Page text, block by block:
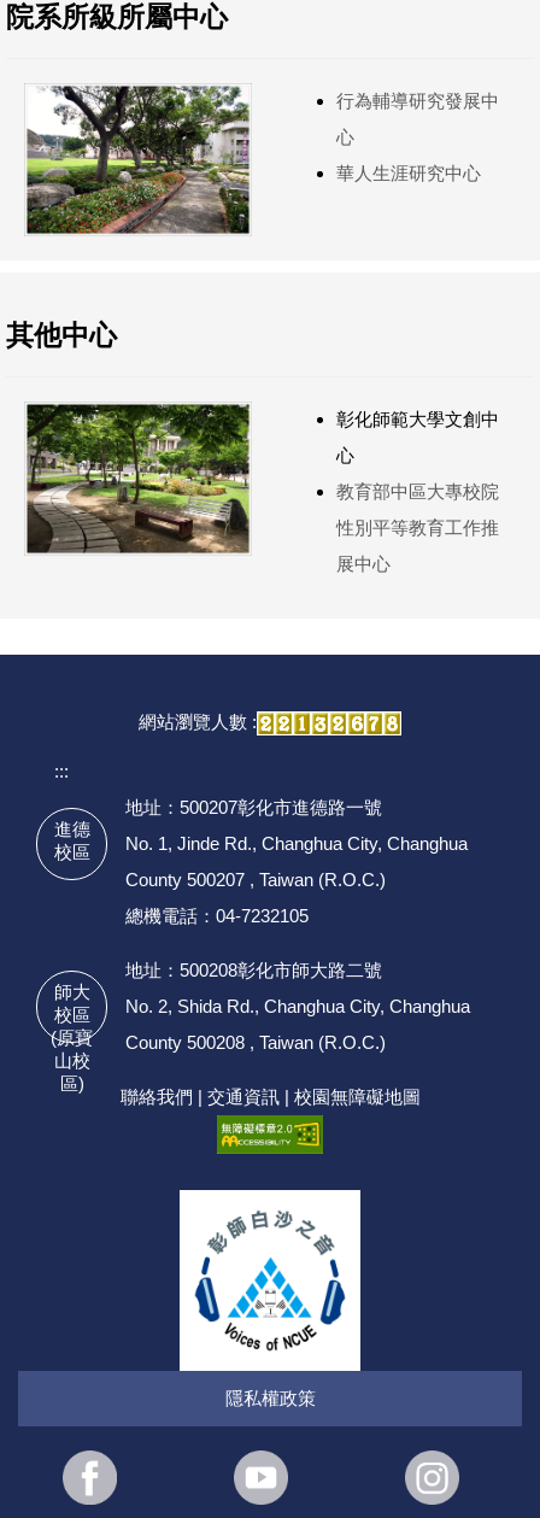
院系所級所屬中心
行為輔導研究發展中
心
華人生涯研究中心
其他中心
彰化師範大學文創中
心
教育部中區大專校院
性別平等教育工作推
展中心
網站瀏覽人數 :
:::
進德
校區
地址：500207彰化市進德路一號
No. 1, Jinde Rd., Changhua City, Changhua
County 500207 , Taiwan (R.O.C.)
總機電話：04-7232105
師大
校區
(原寶
山校
區)
地址：500208彰化市師大路二號
No. 2, Shida Rd., Changhua City, Changhua
County 500208 , Taiwan (R.O.C.)
聯絡我們 | 交通資訊| 校園無障礙地圖
隱私權政策